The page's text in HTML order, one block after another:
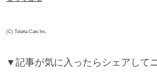
(C) Toletta Cats Inc.
▼記事が気に入ったらシェアして